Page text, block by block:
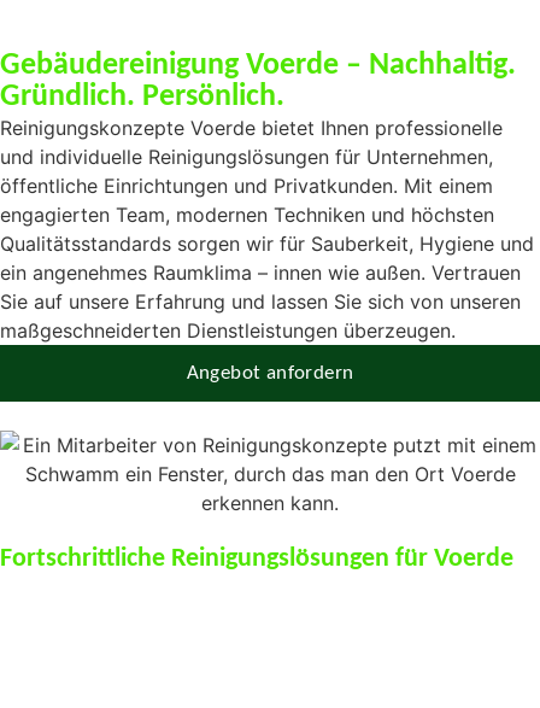
Gebäudereinigung Voerde – Nachhaltig.
Gründlich. Persönlich.
Reinigungskonzepte Voerde bietet Ihnen professionelle
und individuelle Reinigungslösungen für Unternehmen,
öffentliche Einrichtungen und Privatkunden. Mit einem
engagierten Team, modernen Techniken und höchsten
Qualitätsstandards sorgen wir für Sauberkeit, Hygiene und
ein angenehmes Raumklima – innen wie außen. Vertrauen
Sie auf unsere Erfahrung und lassen Sie sich von unseren
maßgeschneiderten Dienstleistungen überzeugen.
Angebot anfordern
Fortschrittliche Reinigungslösungen für Voerde